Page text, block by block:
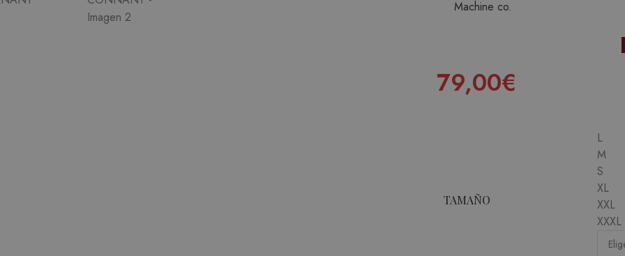
79,00€
TAMAÑO
L
M
S
XL
XXL
XXXL